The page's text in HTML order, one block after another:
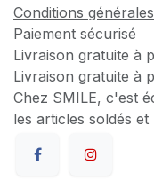
Conditions générales
Paiement sécurisé
Livraison gratuite à
Livraison gratuite à
Chez SMILE, c'est
les articles soldés et